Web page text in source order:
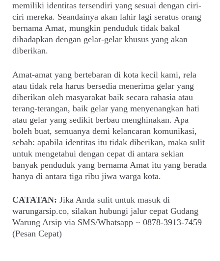
memiliki identitas tersendiri yang sesuai dengan ciri-
ciri mereka. Seandainya akan lahir lagi seratus orang
bernama Amat, mungkin penduduk tidak bakal
dihadapkan dengan gelar-gelar khusus yang akan
diberikan.
Amat-amat yang bertebaran di kota kecil kami, rela
atau tidak rela harus bersedia menerima gelar yang
diberikan oleh masyarakat baik secara rahasia atau
terang-terangan, baik gelar yang menyenangkan hati
atau gelar yang sedikit berbau menghinakan. Apa
boleh buat, semuanya demi kelancaran komunikasi,
sebab: apabila identitas itu tidak diberikan, maka sulit
untuk mengetahui dengan cepat di antara sekian
banyak penduduk yang bernama Amat itu yang berada
hanya di antara tiga ribu jiwa warga kota.
CATATAN: Jika Anda sulit untuk masuk di
warungarsip.co, silakan hubungi jalur cepat Gudang
Warung Arsip via SMS/Whatsapp ~ 0878-3913-7459
(Pesan Cepat)